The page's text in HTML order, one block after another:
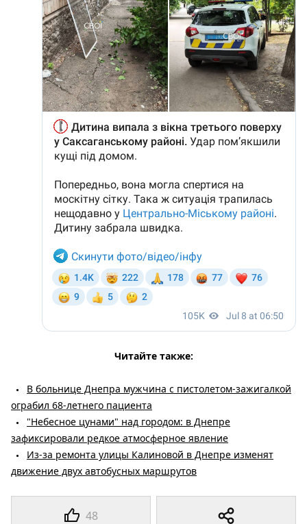
48
Читайте также:
В больнице Днепра мужчина с пистолетом-зажигалкой
ограбил 68-летнего пациента
"Небесное цунами" над городом: в Днепре
зафиксировали редкое атмосферное явление
Из-за ремонта улицы Калиновой в Днепре изменят
движение двух автобусных маршрутов